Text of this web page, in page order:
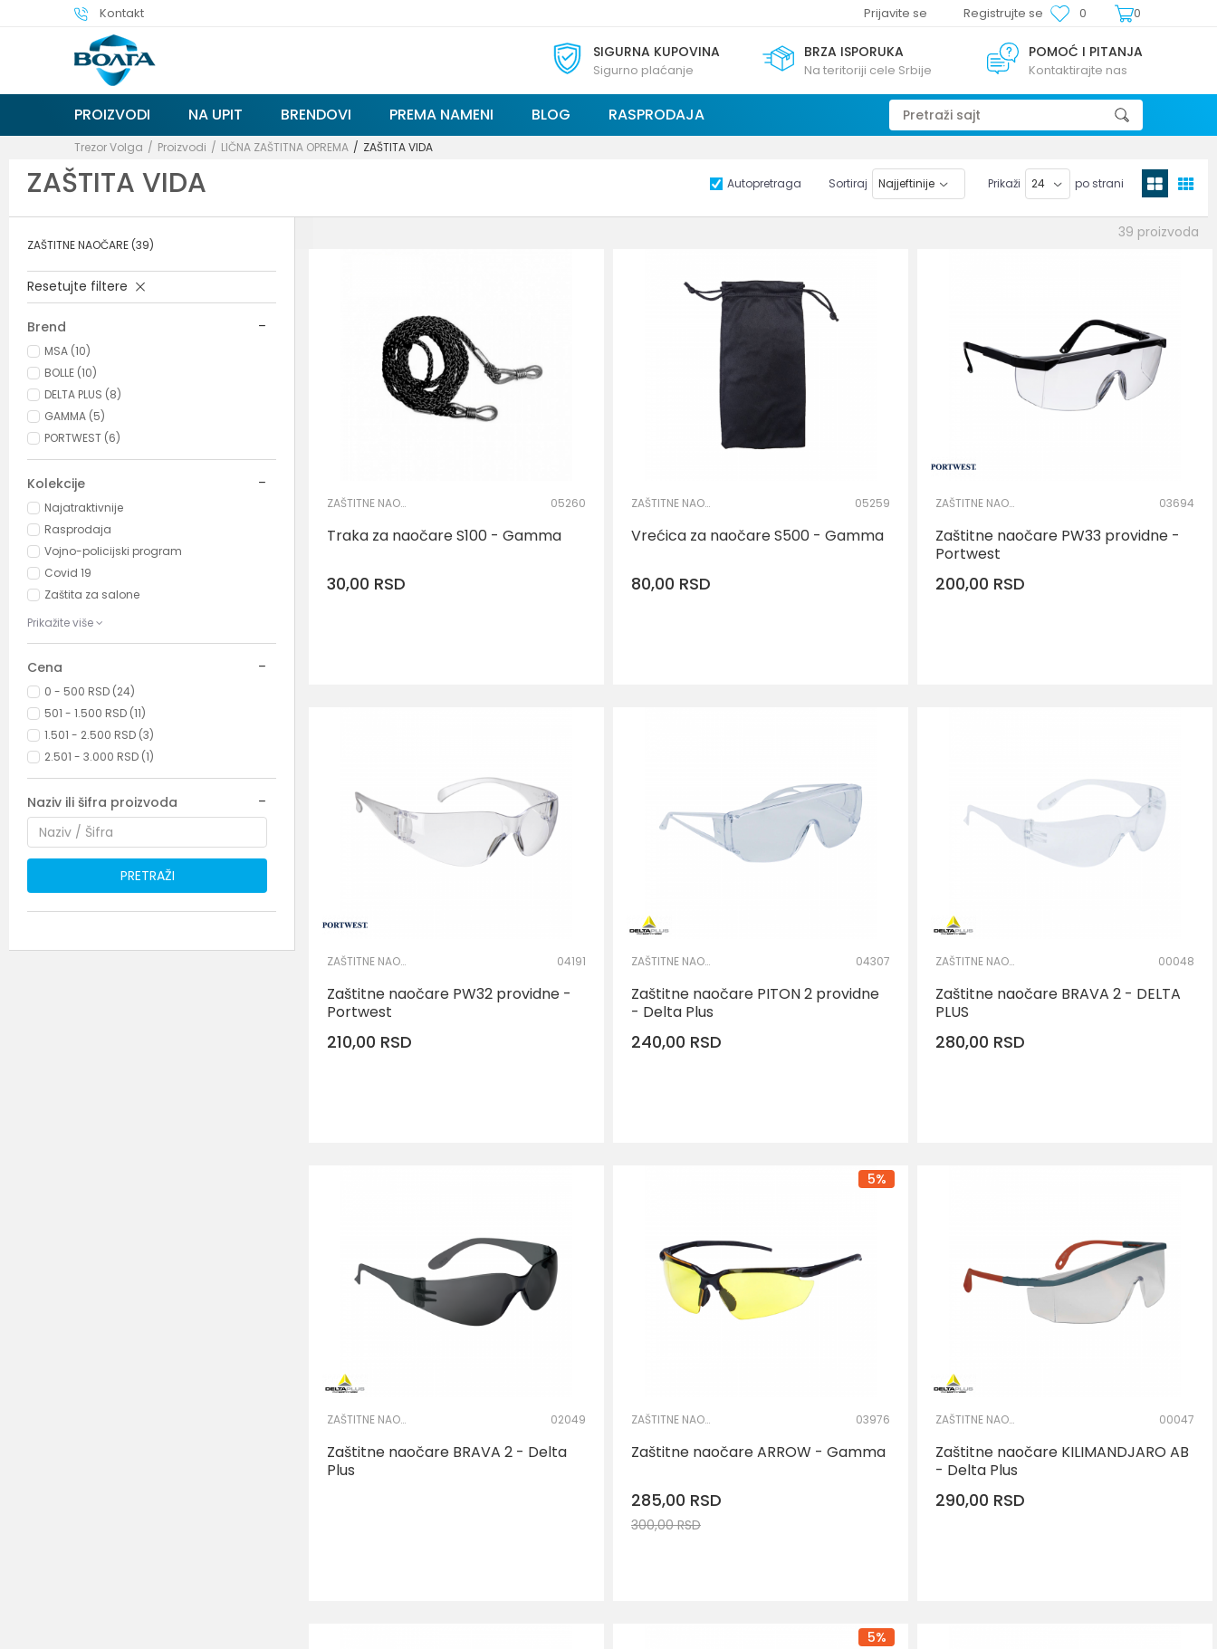
Kontakt 0
0
Prijavite se Registrujte se
SIGURNA KUPOVINA
Sigurno plaćanje
BRZA ISPORUKA
Na teritoriji cele Srbije
POMOĆ I PITANJA
Kontaktirajte nas
PROIZVODI NA UPIT BRENDOVI PREMA NAMENI BLOG RASPRODAJA Pretraži sajt
Trezor Volga Proizvodi LIČNA ZAŠTITNA OPREMA ZAŠTITA VIDA
ZAŠTITA VIDA Autopretraga Sortiraj Prikaži po strani
ZAŠTITNE NAOČARE (39)
Resetujte filtere
Brend
MSA (10)
BOLLE (10)
DELTA PLUS (8)
GAMMA (5)
PORTWEST (6)
Kolekcije
Najatraktivnije
Rasprodaja
Vojno-policijski program
Covid 19
Zaštita za salone
Prikažite više
Cena
0 - 500 RSD (24)
501 - 1.500 RSD (11)
1.501 - 2.500 RSD (3)
2.501 - 3.000 RSD (1)
Naziv ili šifra proizvoda
PRETRAŽI
39 proizvoda
ZAŠTITNE NAOČARE 05260
Traka za naočare S100 - Gamma
30,00 RSD
ZAŠTITNE NAOČARE 05259
Vrećica za naočare S500 - Gamma
80,00 RSD
ZAŠTITNE NAOČARE 03694
Zaštitne naočare PW33 providne -
Portwest
200,00 RSD
ZAŠTITNE NAOČARE 04191
Zaštitne naočare PW32 providne -
Portwest
210,00 RSD
ZAŠTITNE NAOČARE 04307
Zaštitne naočare PITON 2 providne
- Delta Plus
240,00 RSD
ZAŠTITNE NAOČARE 00048
Zaštitne naočare BRAVA 2 - DELTA
PLUS
280,00 RSD
ZAŠTITNE NAOČARE 02049
Zaštitne naočare BRAVA 2 - Delta
Plus
5%
ZAŠTITNE NAOČARE 03976
Zaštitne naočare ARROW - Gamma
285,00 RSD
300,00RSD
ZAŠTITNE NAOČARE 00047
Zaštitne naočare KILIMANDJARO AB
- Delta Plus
290,00 RSD
5%